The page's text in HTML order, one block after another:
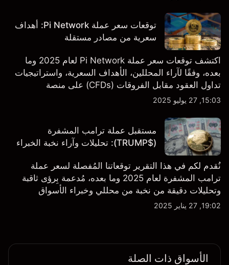
توقعات سعر عملة Pi Network: أهداف
سعرية من مصادر مستقلة
اكتشف توقعات سعر عملة Pi Network لعام 2025 وما
بعده، وفقًا لآراء المحللين، الأهداف السعرية، واستراتيجيات
تداول العقود مقابل الفروقات (CFDs) على منصة
Capital.com.
15:03, 27 يوليو 2025
مستقبل عملة ترامب المشفرة
($TRUMP): تحليلات وآراء نخبة الخبراء
نُقدم لكم في هذا التقرير توقعاتنا المُفصلة لسعر عملة
ترامب المشفرة لعام 2025 وما بعده، مُدعمة بِرؤى ثاقبة
وتحليلات دقيقة من نخبة من محللي وخبراء الأسواق
المتخصصين
19:02, 27 يناير 2025
الأسواق ذات الصلة